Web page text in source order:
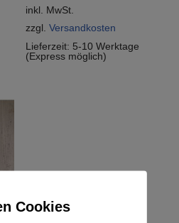
inkl. MwSt.
zzgl.Versandkosten
Lieferzeit: 5-10 Werktage
(Express möglich)
Cookies